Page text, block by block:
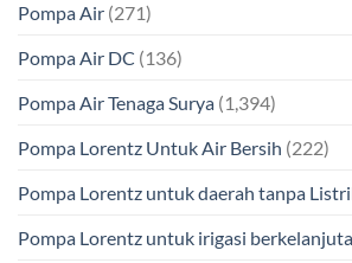
Pompa Air (271)
Pompa Air DC (136)
Pompa Air Tenaga Surya (1,394)
Pompa Lorentz Untuk Air Bersih (222)
Pompa Lorentz untuk daerah tanpa
Pompa Lorentz untuk irigasi